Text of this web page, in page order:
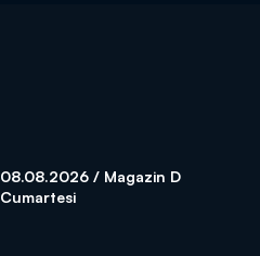
08.08.2026 / Magazin D
Cumartesi